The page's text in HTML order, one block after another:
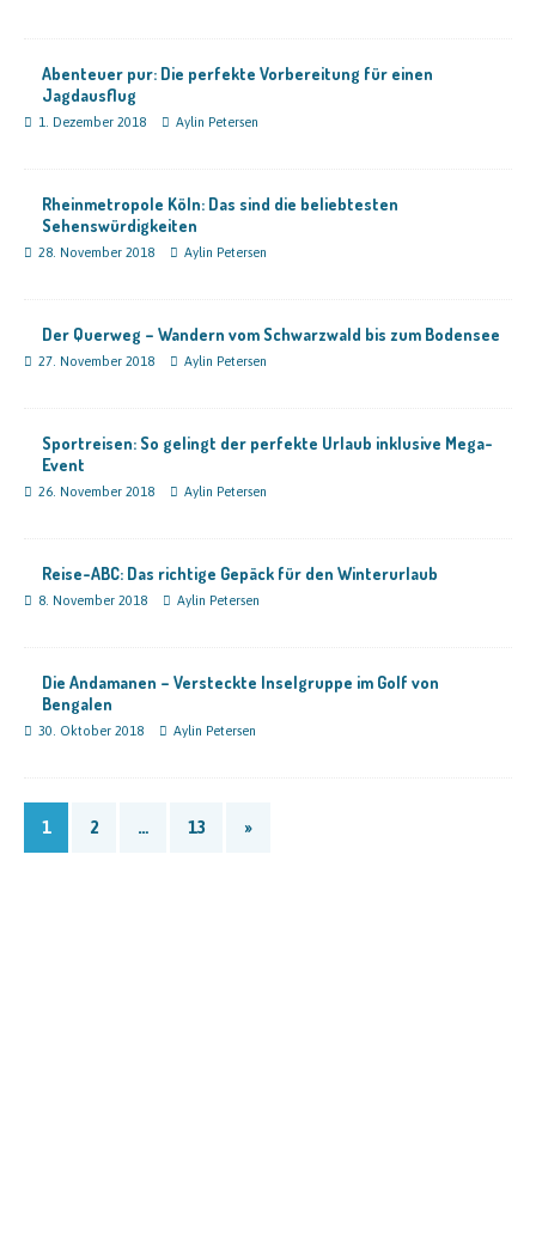
Abenteuer pur: Die perfekte Vorbereitung für einen
Jagdausflug
1. Dezember 2018 Aylin Petersen
Rheinmetropole Köln: Das sind die beliebtesten
Sehenswürdigkeiten
28. November 2018 Aylin Petersen
Der Querweg – Wandern vom Schwarzwald bis zum Bodensee
27. November 2018 Aylin Petersen
Sportreisen: So gelingt der perfekte Urlaub inklusive Mega-
Event
26. November 2018 Aylin Petersen
Reise-ABC: Das richtige Gepäck für den Winterurlaub
8. November 2018 Aylin Petersen
Die Andamanen – Versteckte Inselgruppe im Golf von
Bengalen
30. Oktober 2018 Aylin Petersen
1 2 … 13 »